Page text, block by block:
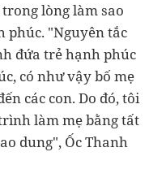
lòng làm sao
phúc. "Nguyên tắc
đứa trẻ hạnh phúc
có như vậy bố mẹ
các con. Do đó, tôi
làm mẹ bằng tất
dung", Ốc Thanh